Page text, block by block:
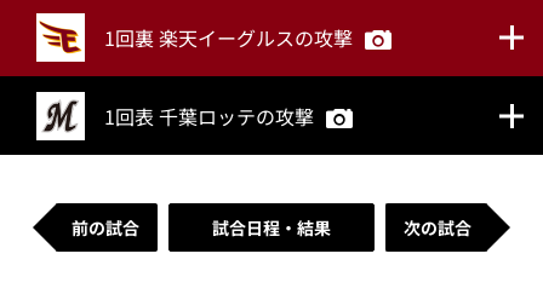
1回裏 楽天イーグルスの攻撃
1回表 千葉ロッテの攻撃
前の試合 試合日程・結果 次の試合